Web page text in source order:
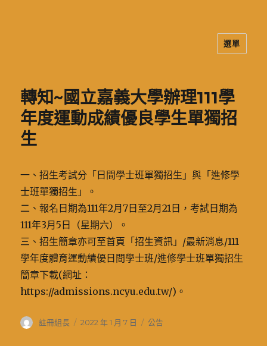
選單
轉知~國立嘉義大學辦理111學
年度運動成績優良學生單獨招
生
一、招生考試分「日間學士班單獨招生」與「進修學
士班單獨招生」。
二、報名日期為111年2月7日至2月21日，考試日期為
111年3月5日（星期六）。
三、招生簡章亦可至首頁「招生資訊」/最新消息/111
學年度體育運動績優日間學士班/進修學士班單獨招生
簡章下載(網址：
https://admissions.ncyu.edu.tw/)。
作
註冊組長
發
2022 年 1 月 7 日
分
公告